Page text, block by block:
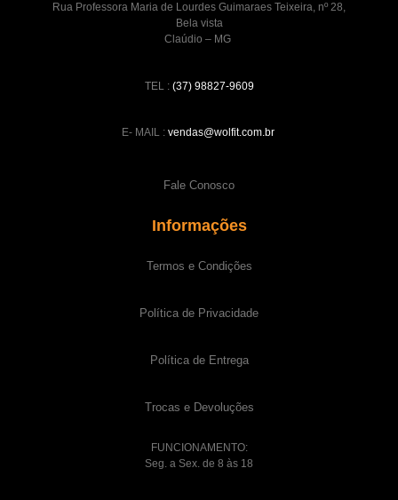
Rua Professora Maria de Lourdes Guimaraes Teixeira, nº 28,
Bela vista
Claúdio – MG
TEL : (37) 98827-9609
E- MAIL : vendas@wolfit.com.br
Fale Conosco
Informações
Termos e Condições
Política de Privacidade
Política de Entrega
Trocas e Devoluções
FUNCIONAMENTO:
Seg. a Sex. de 8 às 18